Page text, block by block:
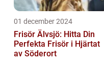
01 december 2024
Frisör Älvsjö: Hitta Din
Perfekta Frisör i Hjärtat
av Söderort